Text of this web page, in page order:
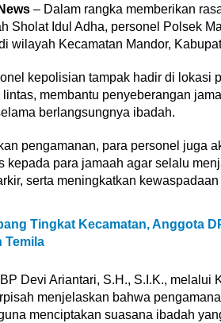
– Dalam rangka memberikan
Sholat Idul Adha, personel Polsek
wilayah Kecamatan Mandor,
kepolisian tampak hadir di lokasi
membantu penyeberangan
berlangsungnya ibadah.
pengamanan, para personel juga
kepada para jamaah agar selalu
serta meningkatkan
Tingkat Kecamatan, Anggota
Temila
Devi Ariantari, S.H., S.I.K.,
menjelaskan bahwa
menciptakan suasana ibadah